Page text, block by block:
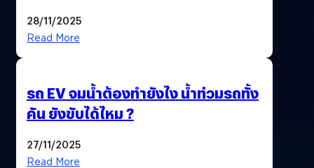
28/11/2025
Read More
รถ EV จมน้ำต้องทำยังไง น้ำท่วมรถทั้ง
คัน ยังขับได้ไหม ?
27/11/2025
Read More